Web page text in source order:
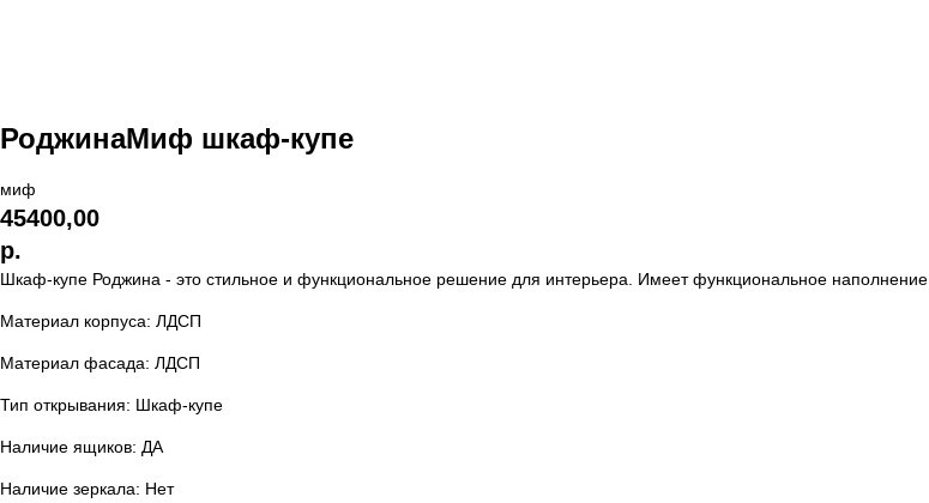
РоджинаМиф шкаф-купе
миф
45400,00
р.
Шкаф-купе Роджина - это стильное и функциональное решение для интерьера. Имеет функциональное наполнение
Материал корпуса: ЛДСП
Материал фасада: ЛДСП
Тип открывания: Шкаф-купе
Наличие ящиков: ДА
Наличие зеркала: Нет